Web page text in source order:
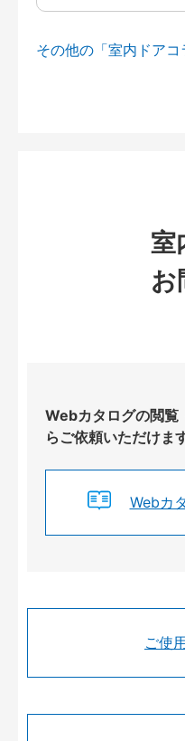
その他の「室内ドア
室
お
Webカタログの閲覧
らご依頼いただけます
Webカ
ご使